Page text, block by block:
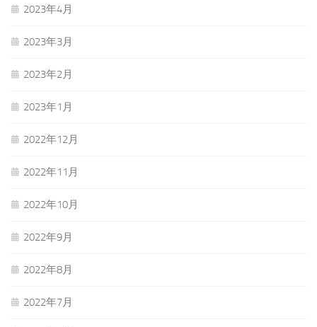
2023年4月
2023年3月
2023年2月
2023年1月
2022年12月
2022年11月
2022年10月
2022年9月
2022年8月
2022年7月